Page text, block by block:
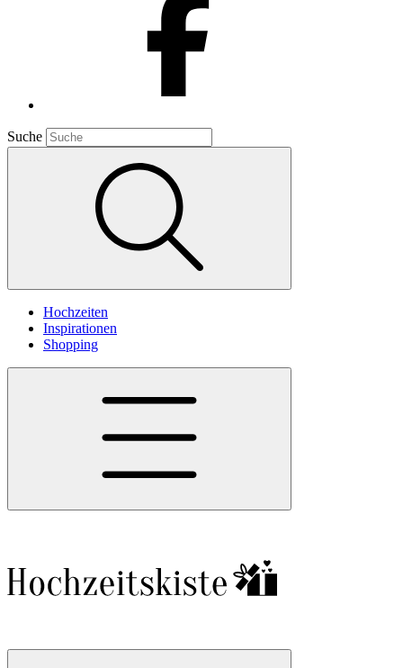
Suche
Hochzeiten
Inspirationen
Shopping